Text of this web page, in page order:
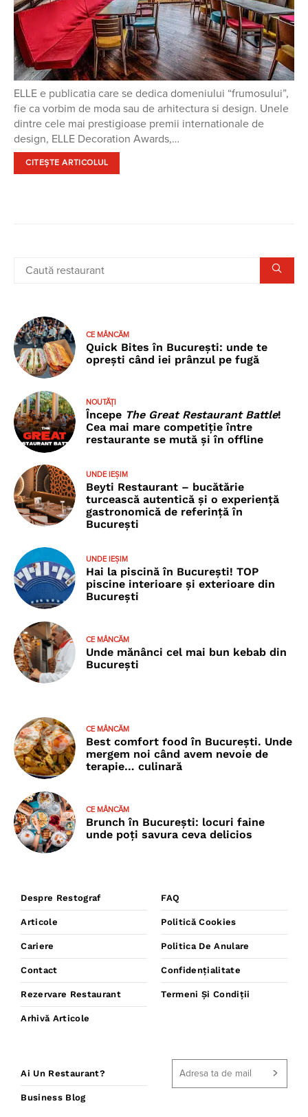
ELLE e publicatia care se dedica domeniului “frumosului”,
fie ca vorbim de moda sau de arhitectura si design. Unele
dintre cele mai prestigioase premii internationale de
design, ELLE Decoration Awards,…
CITEȘTE ARTICOLUL
CE MÂNCĂM
Quick Bites în București: unde te
oprești când iei prânzul pe fugă
NOUTĂȚI
Începe The Great Restaurant Battle!
Cea mai mare competiție între
restaurante se mută și în offline
UNDE IEȘIM
Beyti Restaurant – bucătărie
turcească autentică și o experiență
gastronomică de referință în
București
UNDE IEȘIM
Hai la piscină în București! TOP
piscine interioare și exterioare din
București
CE MÂNCĂM
Unde mănânci cel mai bun kebab din
București
CE MÂNCĂM
Best comfort food în București. Unde
mergem noi când avem nevoie de
terapie… culinară
CE MÂNCĂM
Brunch în București: locuri faine
unde poţi savura ceva delicios
Despre Restograf
Articole
Cariere
Contact
Rezervare Restaurant
Arhivă Articole
FAQ
Politică Cookies
Politica De Anulare
Confidențialitate
Termeni Și Condiții
Ai Un Restaurant?
Business Blog